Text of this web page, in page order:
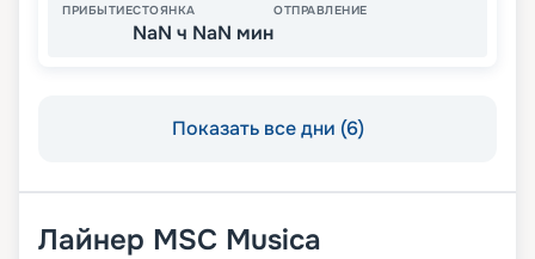
ПРИБЫТИЕСТОЯНКА
NaN ч NaN мин
ОТПРАВЛЕНИЕ
Показать все дни (6)
Лайнер MSC Musica